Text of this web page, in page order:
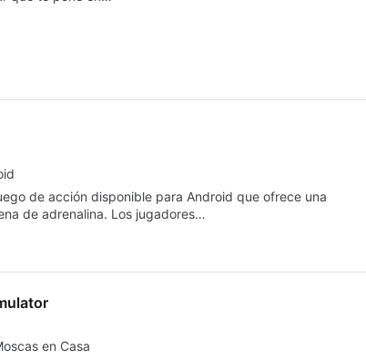
de acción disponible para Android que ofrece una
de adrenalina. Los jugadores…
en Casa